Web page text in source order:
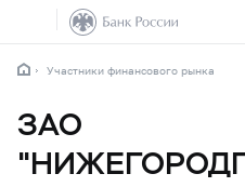
Участники финансового рынка
ЗАО